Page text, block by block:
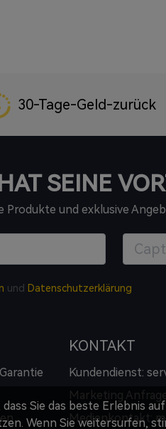
30-Tage-Geld-zurück
SEINE
Produkte und exklusive
und Datenschutzerklärung
KONTAKT
Kundendienst:
Marketing
Medienkontakt:
Sie das beste Erlebnis
Wenn Sie weitersurfen,